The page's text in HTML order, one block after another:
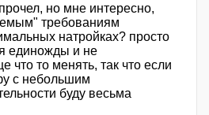
но мне интересно,
требованиям
натройках? просто
единожды и не
что то менять, так что если
с небольшим
буду весьма